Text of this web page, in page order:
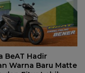
BeAT Hadir
Warna Baru Matte